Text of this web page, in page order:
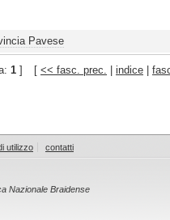
Pavese
1 ] [ << fasc. prec. indice
utilizzo contatti
Nazionale Braidense